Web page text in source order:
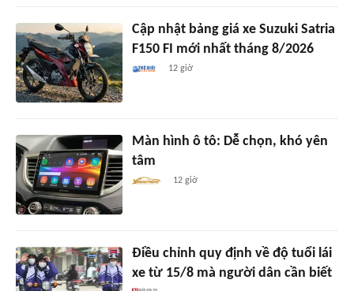
Cập nhật bảng giá xe Suzuki Satria
F150 FI mới nhất tháng 8/2026
12 giờ
Màn hình ô tô: Dễ chọn, khó yên
tâm
12 giờ
Điều chỉnh quy định về độ tuổi lái
xe từ 15/8 mà người dân cần biết